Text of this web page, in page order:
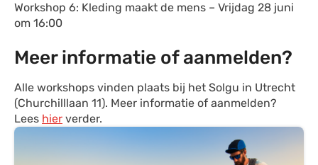
Workshop 6: Kleding maakt de mens – Vrijdag 28 juni
om 16:00
Meer informatie of aanmelden?
Alle workshops vinden plaats bij het Solgu in Utrecht
(Churchilllaan 11). Meer informatie of aanmelden?
Lees hier verder.